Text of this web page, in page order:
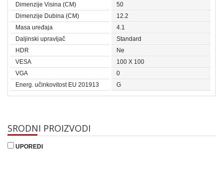
Dimenzije Visina (CM)
50
Dimenzije Dubina (CM)
12.2
Masa uređaja
4.1
Daljinski upravljač
Standard
HDR
Ne
VESA
100 X 100
VGA
0
Energ. učinkovitost EU 201913
G
SRODNI PROIZVODI
UPOREDI